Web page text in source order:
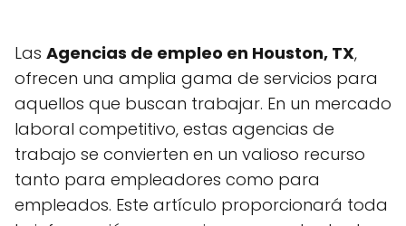
Las Agencias de empleo en Houston, TX,
ofrecen una amplia gama de servicios para
aquellos que buscan trabajar. En un mercado
laboral competitivo, estas agencias de
trabajo se convierten en un valioso recurso
tanto para empleadores como para
empleados. Este artículo proporcionará toda